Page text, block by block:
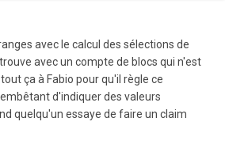
avec le calcul des sélections de
avec un compte de blocs qui n'est
ça à Fabio pour qu'il règle ce
d'indiquer des valeurs
quelqu'un essaye de faire un claim